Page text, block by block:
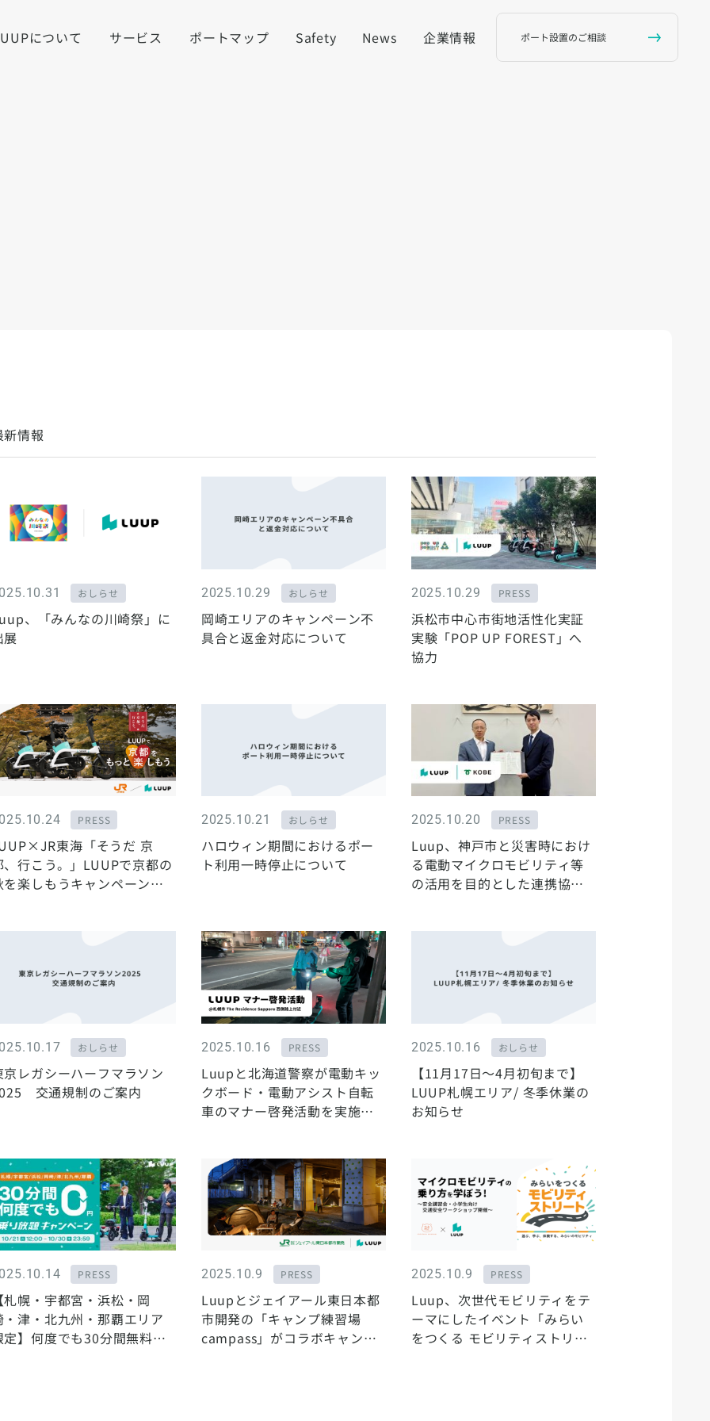
について サービス ポートマップ Safety News 企業情報 ポート設置のご相談
新情報
おしらせ
、「みんなの川崎祭」に
展
2025.10.29 おしらせ
岡崎エリアのキャンペーン不
具合と返金対応について
2025.10.29 PRESS
浜松市中心市街地活性化実証
実験「POP UP FOREST」へ
協力
PRESS
東海「そうだ 京
、行こう。」LUUPで京都の
を楽しもうキャンペーンを
2025.10.21 おしらせ
ハロウィン期間におけるポー
ト利用一時停止について
2025.10.20 PRESS
Luup、神戸市と災害時におけ
る電動マイクロモビリティ等
の活用を目的とした連携協定
おしらせ
京レガシーハーフマラソン
交通規制のご案内
2025.10.16 PRESS
Luupと北海道警察が電動キッ
クボード・電動アシスト自転
車のマナー啓発活動を実施し
2025.10.16 おしらせ
【11月17日〜4月初旬まで】
LUUP札幌エリア/ 冬季休業の
お知らせ
PRESS
札幌・宇都宮・浜松・岡
・津・北九州・那覇エリア
定】何度でも30分間無料！
2025.10.9 PRESS
Luupとジェイアール東日本都
市開発の「キャンプ練習場
campass」がコラボキャンペ
2025.10.9 PRESS
Luup、次世代モビリティをテ
ーマにしたイベント「みらい
をつくる モビリティストリー